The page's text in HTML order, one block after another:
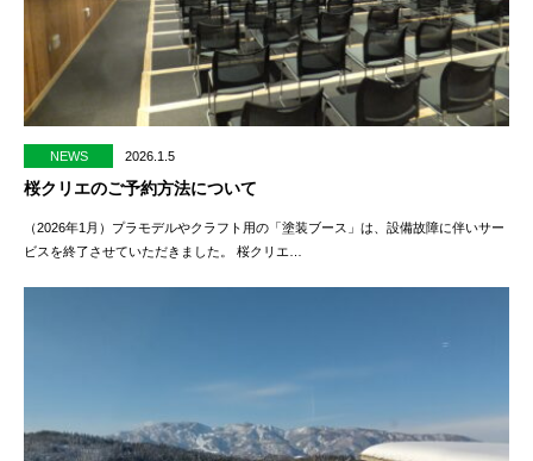
NEWS 2026.1.5
桜クリエのご予約方法について
（2026年1月）プラモデルやクラフト用の「塗装ブース」は、設備故障に伴いサー
ビスを終了させていただきました。 桜クリエ…